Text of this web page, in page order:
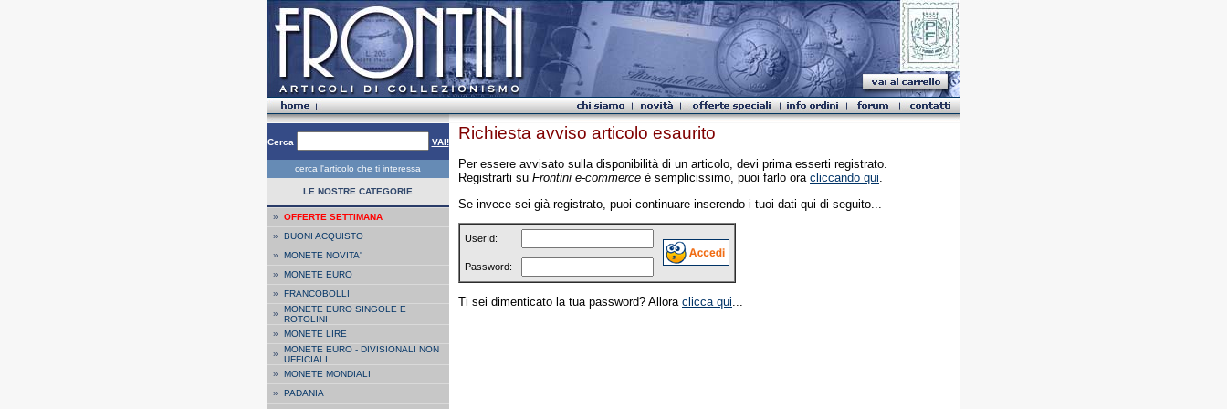
Cerca VAI!
cerca l'articolo che ti interessa
LE NOSTRE CATEGORIE
» OFFERTE SETTIMANA
» BUONI ACQUISTO
» MONETE NOVITA'
» MONETE EURO
» FRANCOBOLLI
» MONETE EURO SINGOLE E
ROTOLINI
» MONETE LIRE
» MONETE EURO - DIVISIONALI NON
UFFICIALI
» MONETE MONDIALI
» PADANIA
Richiesta avviso articolo esaurito
Per essere avvisato sulla disponibilità di un articolo, devi prima esserti registrato.
Registrarti su Frontini e-commerce è semplicissimo, puoi farlo ora cliccando qui.
Se invece sei già registrato, puoi continuare inserendo i tuoi dati qui di seguito...
UserId:
Password:
Ti sei dimenticato la tua password? Allora clicca qui...